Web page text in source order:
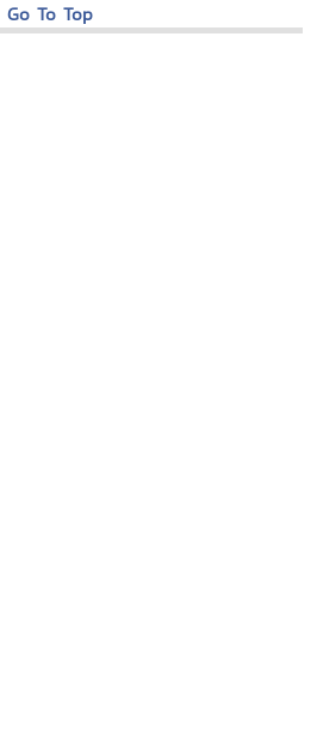
Go To Top